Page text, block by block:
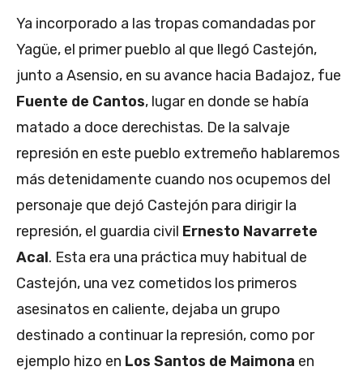
Ya incorporado a las tropas comandadas por
Yagüe, el primer pueblo al que llegó Castejón,
junto a Asensio, en su avance hacia Badajoz, fue
Fuente de Cantos, lugar en donde se había
matado a doce derechistas. De la salvaje
represión en este pueblo extremeño hablaremos
más detenidamente cuando nos ocupemos del
personaje que dejó Castejón para dirigir la
represión, el guardia civil Ernesto Navarrete
Acal. Esta era una práctica muy habitual de
Castejón, una vez cometidos los primeros
asesinatos en caliente, dejaba un grupo
destinado a continuar la represión, como por
ejemplo hizo en Los Santos de Maimona en